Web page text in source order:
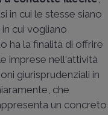
in cui le stesse siano
cui vogliano
ha la finalità di offrire
imprese nell'attività
giurisprudenziali in
che
un concreto
231 e linee
138/2023
138:2023,
il 12 gennaio 2023